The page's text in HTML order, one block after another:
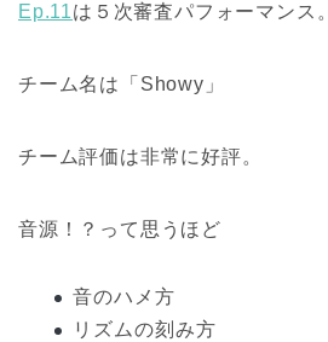
Ep.11は５次審査パフォーマンス。
チーム名は「Showy」
チーム評価は非常に好評。
音源！？って思うほど
音のハメ方
リズムの刻み方